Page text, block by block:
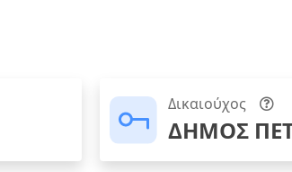
Δικαιούχος
ΔΗΜΟΣ